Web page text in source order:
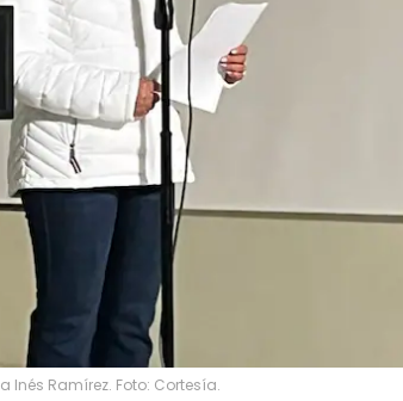
Inés Ramírez. Foto: Cortesía.